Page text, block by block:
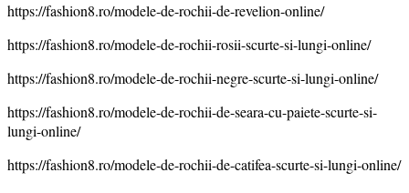
https://fashion8.ro/modele-de-rochii-de-revelion-online/
https://fashion8.ro/modele-de-rochii-rosii-scurte-si-lungi-online/
https://fashion8.ro/modele-de-rochii-negre-scurte-si-lungi-online/
https://fashion8.ro/modele-de-rochii-de-seara-cu-paiete-scurte-si-
lungi-online/
https://fashion8.ro/modele-de-rochii-de-catifea-scurte-si-lungi-online/